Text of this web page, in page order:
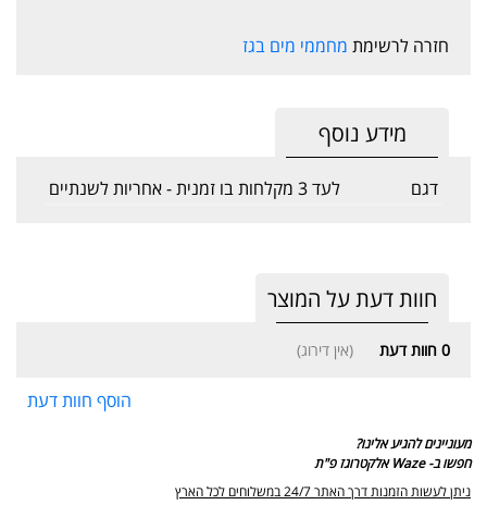
חזרה לרשימת מחממי מים בגז
מידע נוסף
דגם לעד 3 מקלחות בו זמנית - אחריות לשנתיים
חוות דעת על המוצר
0 חוות דעת (אין דירוג)
הוסף חוות דעת
מעוניינים להגיע אלינו?
חפשו ב- Waze אלקטרוגז פ"ת
ניתן לעשות הזמנות דרך האתר 24/7 במשלוחים לכל הארץ